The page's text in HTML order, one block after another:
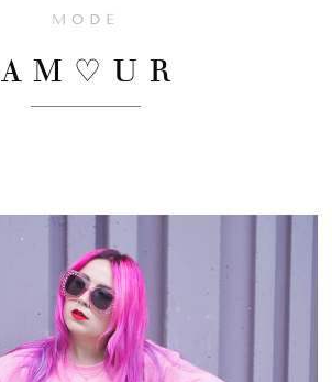
MODE
A M ♡ U R